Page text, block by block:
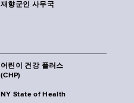
재향군인 사무국
어린이 건강 플러스
(CHP)
NY State of Health